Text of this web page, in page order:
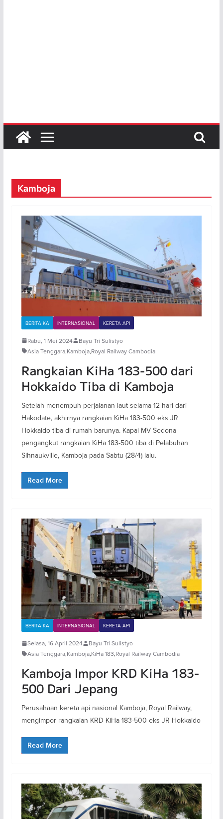
Kamboja
BERITA KA INTERNASIONAL KERETA API
Rabu, 1 Mei 2024
Bayu Tri Sulistyo
Asia Tenggara,Kamboja,Royal Railway Cambodia
Rangkaian KiHa 183-500 dari
Hokkaido Tiba di Kamboja
Setelah menempuh perjalanan laut selama 12 hari dari
Hakodate, akhirnya rangkaian KiHa 183-500 eks JR
Hokkaido tiba di rumah barunya. Kapal MV Sedona
pengangkut rangkaian KiHa 183-500 tiba di Pelabuhan
Sihnaukville, Kamboja pada Sabtu (28/4) lalu.
Read More
BERITA KA INTERNASIONAL KERETA API
Selasa, 16 April 2024
Bayu Tri Sulistyo
Asia Tenggara,Kamboja,KiHa 183,Royal Railway Cambodia
Kamboja Impor KRD KiHa 183-
500 Dari Jepang
Perusahaan kereta api nasional Kamboja, Royal Railway,
mengimpor rangkaian KRD KiHa 183-500 eks JR Hokkaido
Read More